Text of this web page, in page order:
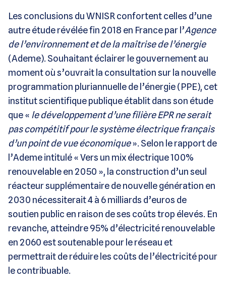
Les conclusions du WNISR confortent celles d’une
autre étude révélée fin 2018 en France par l’Agence
de l’environnement et de la maîtrise de l’énergie
(Ademe). Souhaitant éclairer le gouvernement au
moment où s’ouvrait la consultation sur la nouvelle
programmation pluriannuelle de l’énergie (PPE), cet
institut scientifique publique établit dans son étude
que « le développement d’une filière EPR ne serait
pas compétitif pour le système électrique français
d’un point de vue économique». Selon le rapport de
l’Ademe intitulé « Vers un mix électrique 100%
renouvelable en 2050 », la construction d’un seul
réacteur supplémentaire de nouvelle génération en
2030 nécessiterait 4 à 6 milliards d’euros de
soutien public en raison de ses coûts trop élevés. En
revanche, atteindre 95% d’électricité renouvelable
en 2060 est soutenable pour le réseau et
permettrait de réduire les coûts de l’électricité pour
le contribuable.